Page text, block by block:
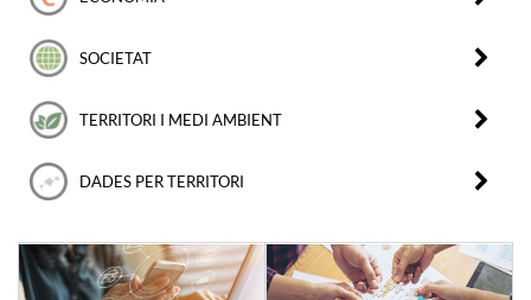
SOCIETAT
TERRITORI I MEDI AMBIENT
DADES PER TERRITORI